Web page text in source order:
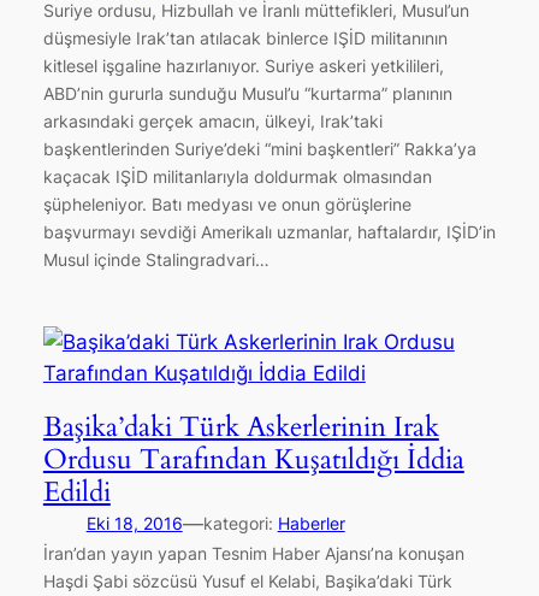
Suriye ordusu, Hizbullah ve İranlı müttefikleri, Musul’un
düşmesiyle Irak’tan atılacak binlerce IŞİD militanının
kitlesel işgaline hazırlanıyor. Suriye askeri yetkilileri,
ABD’nin gururla sunduğu Musul’u “kurtarma” planının
arkasındaki gerçek amacın, ülkeyi, Irak’taki
başkentlerinden Suriye’deki “mini başkentleri” Rakka’ya
kaçacak IŞİD militanlarıyla doldurmak olmasından
şüpheleniyor. Batı medyası ve onun görüşlerine
başvurmayı sevdiği Amerikalı uzmanlar, haftalardır, IŞİD’in
Musul içinde Stalingradvari…
Başika’daki Türk Askerlerinin Irak
Ordusu Tarafından Kuşatıldığı İddia
Edildi
Eki 18, 2016—kategori: Haberler
İran’dan yayın yapan Tesnim Haber Ajansı’na konuşan
Haşdi Şabi sözcüsü Yusuf el Kelabi, Başika’daki Türk